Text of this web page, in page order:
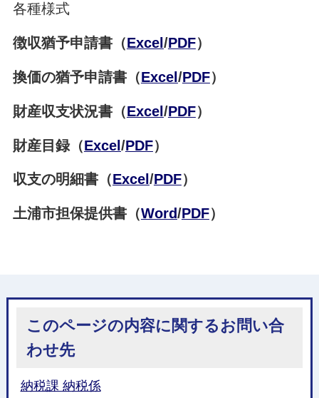
各種様式
徴収猶予申請書（Excel /PDF）
換価の猶予申請書（Excel /PDF）
財産収支状況書（Excel /PDF）
財産目録（Excel/PDF）
収支の明細書（Excel /PDF）
土浦市担保提供書（Word/PDF）
このページの内容に関するお問い合
わせ先
納税課 納税係